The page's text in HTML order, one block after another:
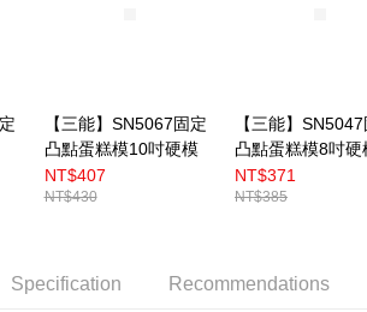
【三能】SN5067固定
凸點蛋糕模10吋硬模
NT$407
NT$430
【三能】
凸點蛋糕模8吋硬
NT$371
NT$385
Specification Recommendations